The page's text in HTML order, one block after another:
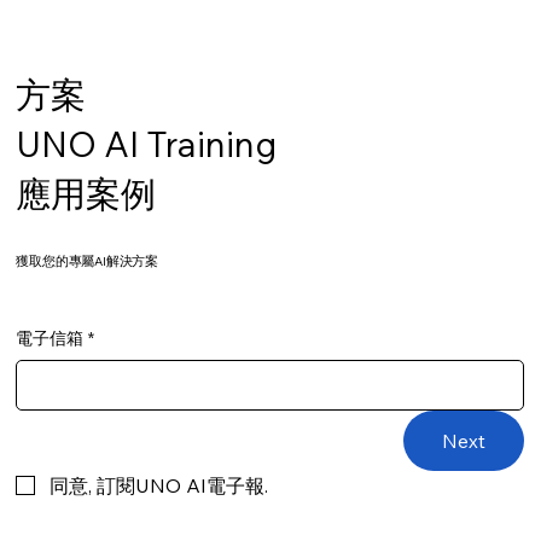
方案
UNO AI Training
應用案例
​獲取您的專屬AI解決方案
電子信箱 *
Next
同意, 訂閱UNO AI電子報.